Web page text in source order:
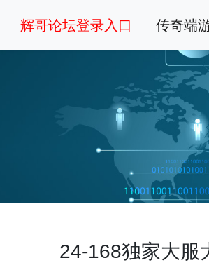
辉哥论坛登录入口 传奇端
24-168独家大服